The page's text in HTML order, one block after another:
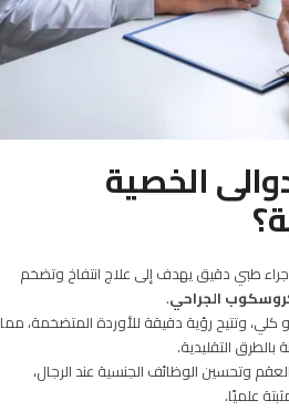
الخصية
طبي دقيق يهدف إلى علاج انتفاخ وتضخم
الجراحي.
وتتيح رؤية دقيقة للأوردة المتضخمة، مما
التقليدية.
وتحسين الوظائف الجنسية عند الرجال،
علميًا.